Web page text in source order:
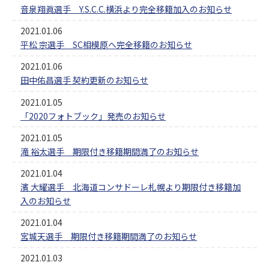
音泉翔眞選手 Y.S.C.C.横浜より完全移籍加入のお知らせ
2021.01.06
平松 宗選手 SC相模原へ完全移籍のお知らせ
2021.01.06
田中佑昌選手 契約更新のお知らせ
2021.01.05
「2020フォトブック」発売のお知らせ
2021.01.05
滝 裕太選手 期限付き移籍期間満了のお知らせ
2021.01.04
濱 大耀選手 北海道コンサドーレ札幌より期限付き移籍加
入のお知らせ
2021.01.04
宮城天選手 期限付き移籍期間満了のお知らせ
2021.01.03